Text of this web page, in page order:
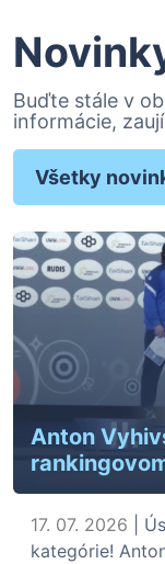
Buďte stále v
informácie,
Všetky
Anton
17. 07. 2026 |
kategórie!